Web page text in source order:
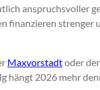
anspruchsvoller
finanzieren
Maxvorstadtoder
hängt 2026 mehr